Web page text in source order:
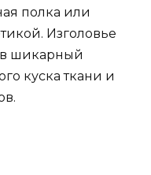
полка или
Изголовье
в шикарный
куска ткани и